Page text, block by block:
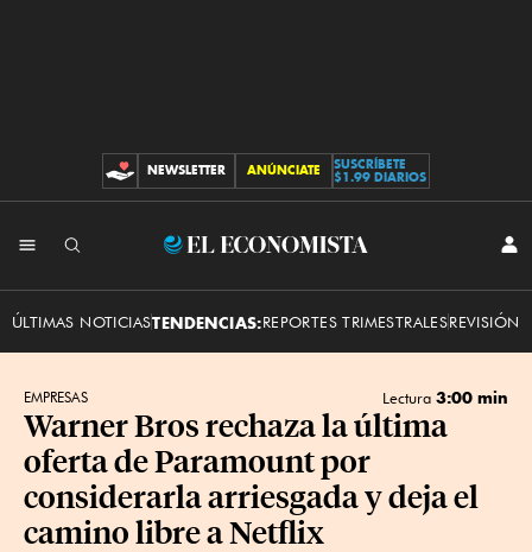
CONTRIBUCIONES
NEWSLETTER ANÚNCIATE
SUSCRÍBETE
$1.99 DIARIOS
El
ÚLTIMAS NOTICIASTENDENCIAS:REPORTES TRIMESTRALESREVISIÓN
EMPRESAS Lectura 3:00 min
Warner Bros rechaza la última
oferta de Paramount por
considerarla arriesgada y deja el
camino libre a Netflix